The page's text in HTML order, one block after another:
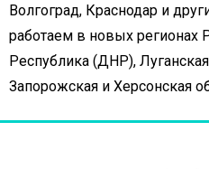
Волгоград, Краснодар и
работаем в новых регионах
Республика (ДНР),
Запорожская и Херсонская